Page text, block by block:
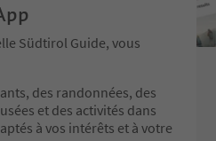
Südtirol Guide, vous
des randonnées, des
et des activités dans
à vos intérêts et à votre